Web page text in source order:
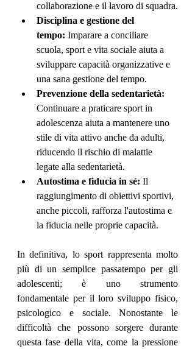
collaborazione e il lavoro di squadra.
Disciplina e gestione del
tempo: Imparare a conciliare
scuola, sport e vita sociale aiuta a
sviluppare capacità organizzative e
una sana gestione del tempo.
Prevenzione della sedentarietà:
Continuare a praticare sport in
adolescenza aiuta a mantenere uno
stile di vita attivo anche da adulti,
riducendo il rischio di malattie
legate alla sedentarietà.
Autostima e fiducia in sé: Il
raggiungimento di obiettivi sportivi,
anche piccoli, rafforza l'autostima e
la fiducia nelle proprie capacità.
In definitiva, lo sport rappresenta molto
più di un semplice passatempo per gli
adolescenti; è uno strumento
fondamentale per il loro sviluppo fisico,
psicologico e sociale. Nonostante le
difficoltà che possono sorgere durante
questa fase della vita, come la pressione